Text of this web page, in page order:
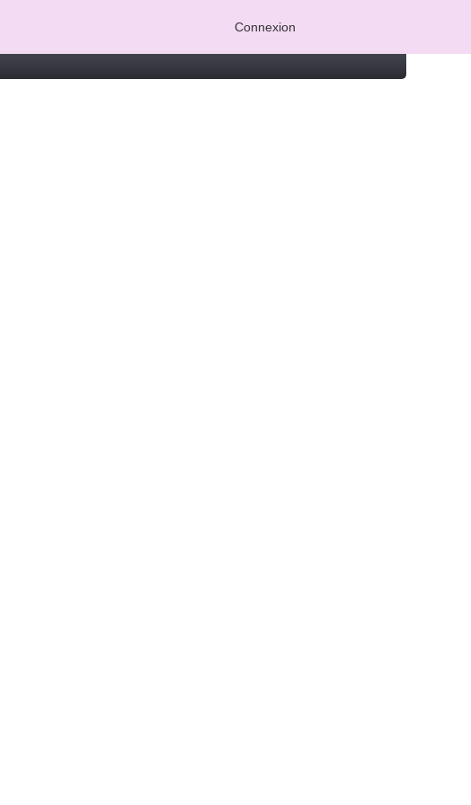
Connexion